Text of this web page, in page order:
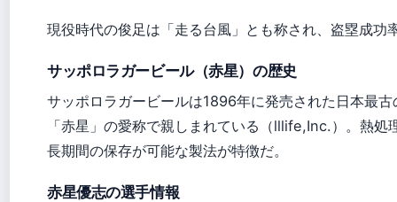
現役時代の俊足は「走る台風」とも称され、盗塁成功
サッポロラガービール（赤星）の歴史
サッポロラガービールは1896年に発売された日本最
「赤星」の愛称で親しまれている（lllife,Inc.）。熱処
長期間の保存が可能な製法が特徴だ。
赤星優志の選手情報